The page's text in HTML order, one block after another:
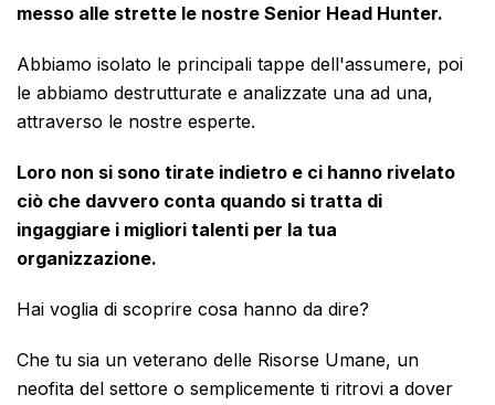
messo alle strette le nostre Senior Head Hunter.
Abbiamo isolato le principali tappe dell'assumere, poi
le abbiamo destrutturate e analizzate una ad una,
attraverso le nostre esperte.
Loro non si sono tirate indietro e ci hanno rivelato
ciò che davvero conta quando si tratta di
ingaggiare i migliori talenti per la tua
organizzazione.
Hai voglia di scoprire cosa hanno da dire?
Che tu sia un veterano delle Risorse Umane, un
neofita del settore o semplicemente ti ritrovi a dover